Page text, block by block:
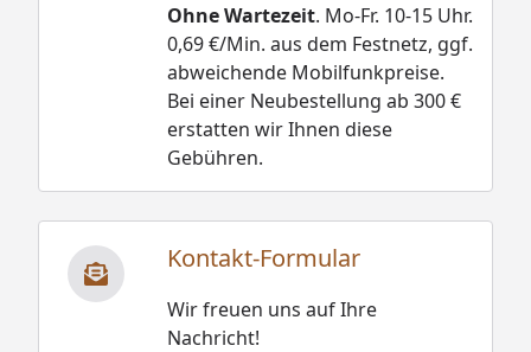
Ohne Wartezeit. Mo-Fr. 10-15 Uhr.
0,69 €/Min. aus dem Festnetz, ggf.
abweichende Mobilfunkpreise.
Bei einer Neubestellung ab 300 €
erstatten wir Ihnen diese
Gebühren.
Kontakt-Formular
Wir freuen uns auf Ihre
Nachricht!